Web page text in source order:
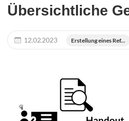
Übersichtliche
12.02.2023 Erstellung eines Ref...